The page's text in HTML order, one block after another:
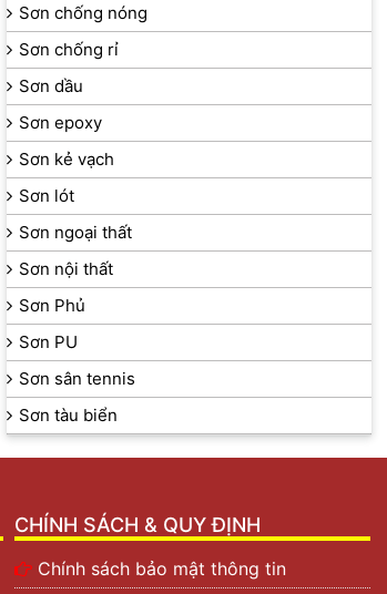
Sơn chống nóng
Sơn chống rỉ
Sơn dầu
Sơn epoxy
Sơn kẻ vạch
Sơn lót
Sơn ngoại thất
Sơn nội thất
Sơn Phủ
Sơn PU
Sơn sân tennis
Sơn tàu biển
CHÍNH SÁCH & QUY ĐỊNH
Chính sách bảo mật thông tin